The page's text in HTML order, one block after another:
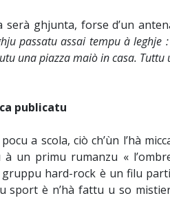
ghjunta, forse d’un
passatu assai tempu à leghje
una piazza maiò in casa. Tuttu
publicatu
a scola, ciò ch’ùn l’hà
un primu rumanzu «
hard-rock è un filu
sport è n’hà fattu u so